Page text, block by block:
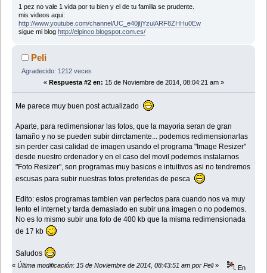
1 pez no vale 1 vida por tu bien y el de tu familia se prudente.
mis videos aqui:
http://www.youtube.com/channel/UC_e40jIjYzulARF8ZHHu0Ew
sigue mi blog http://elpinco.blogspot.com.es/
Peli
Agradecido: 1212 veces
« Respuesta #2 en: 15 de Noviembre de 2014, 08:04:21 am »
Me parece muy buen post actualizado
Aparte, para redimensionar las fotos, que la mayoria seran de gran
tamaño y no se pueden subir dirrctamente... podemos redimensionarlas
sin perder casi calidad de imagen usando el programa "Image Resizer"
desde nuestro ordenador y en el caso del movil podemos instalarnos
"Foto Resizer", son programas muy basicos e intuitivos asi no tendremos
escusas para subir nuestras fotos preferidas de pesca
Edito: estos programas tambien van perfectos para cuando nos va muy
lento el internet y tarda demasiado en subir una imagen o no podemos.
No es lo mismo subir una foto de 400 kb que la misma redimensionada
de 17 kb
Saludos
« Última modificación: 15 de Noviembre de 2014, 08:43:51 am por Peli»
En